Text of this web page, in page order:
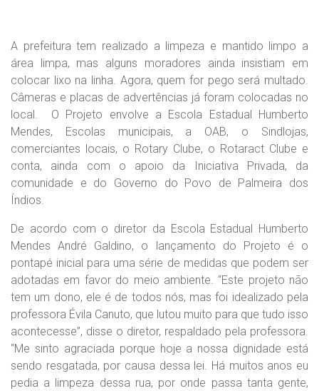
A prefeitura tem realizado a limpeza e mantido limpo a
área limpa, mas alguns moradores ainda insistiam em
colocar lixo na linha. Agora, quem for pego será multado.
Câmeras e placas de advertências já foram colocadas no
local. O Projeto envolve a Escola Estadual Humberto
Mendes, Escolas municipais, a OAB, o Sindlojas,
comerciantes locais, o Rotary Clube, o Rotaract Clube e
conta, ainda com o apoio da Iniciativa Privada, da
comunidade e do Governo do Povo de Palmeira dos
Índios.
De acordo com o diretor da Escola Estadual Humberto
Mendes André Galdino, o lançamento do Projeto é o
pontapé inicial para uma série de medidas que podem ser
adotadas em favor do meio ambiente. “Este projeto não
tem um dono, ele é de todos nós, mas foi idealizado pela
professora Évila Canuto, que lutou muito para que tudo isso
acontecesse”, disse o diretor, respaldado pela professora.
“Me sinto agraciada porque hoje a nossa dignidade está
sendo resgatada, por causa dessa lei. Há muitos anos eu
pedia a limpeza dessa rua, por onde passa tanta gente,